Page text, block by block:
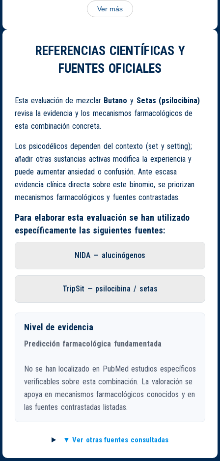
Ver más
REFERENCIAS CIENTÍFICAS Y
FUENTES OFICIALES
Esta evaluación de mezclar Butano y Setas (psilocibina)
revisa la evidencia y los mecanismos farmacológicos de
esta combinación concreta.
Los psicodélicos dependen del contexto (set y setting);
añadir otras sustancias activas modifica la experiencia y
puede aumentar ansiedad o confusión. Ante escasa
evidencia clínica directa sobre este binomio, se priorizan
mecanismos farmacológicos y fuentes contrastadas.
Para elaborar esta evaluación se han utilizado
específicamente las siguientes fuentes:
NIDA — alucinógenos
TripSit — psilocibina / setas
Nivel de evidencia
Predicción farmacológica fundamentada
No se han localizado en PubMed estudios específicos
verificables sobre esta combinación. La valoración se
apoya en mecanismos farmacológicos conocidos y en
las fuentes contrastadas listadas.
Ver otras fuentes consultadas